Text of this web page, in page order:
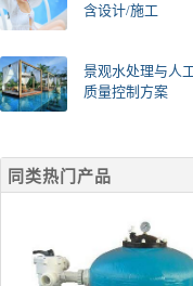
含设计/施工
景观水处理与人
质量控制方案
同类热门产品